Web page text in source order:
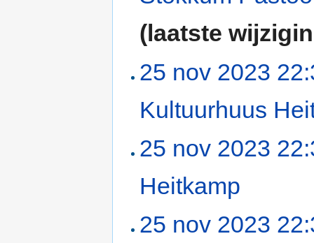
(laatste
25 nov 2023
Kultuurhuus
25 nov 2023
Heitkamp
25 nov 2023